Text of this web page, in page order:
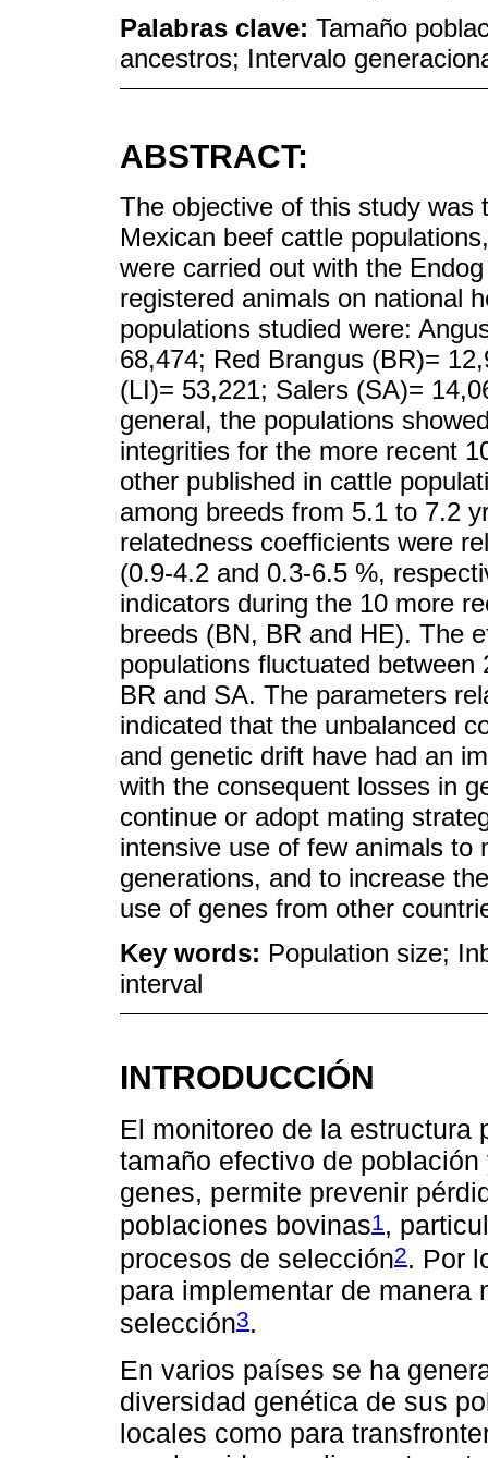
Palabras clave: Tamaño
ancestros; Intervalo
ABSTRACT:
The objective of this study was
Mexican beef cattle
were carried out with the
registered animals on national
populations studied were:
68,474; Red Brangus (BR)=
(LI)= 53,221; Salers (SA)=
general, the populations
integrities for the more recent
other published in cattle
among breeds from 5.1 to 7.2
relatedness coefficients were
(0.9-4.2 and 0.3-6.5 %,
indicators during the 10 more
breeds (BN, BR and HE). The
populations fluctuated
BR and SA. The parameters
indicated that the unbalanced
and genetic drift have had an
with the consequent losses in
continue or adopt mating
intensive use of few animals to
generations, and to increase
use of genes from other
Key words: Population size;
interval
INTRODUCCIÓN
El monitoreo de la
tamaño efectivo de
genes, permite prevenir
poblaciones bovinas1 ,
procesos de selección2. Por
para implementar de manera
selección3.
En varios países se ha
diversidad genética de sus
locales como para